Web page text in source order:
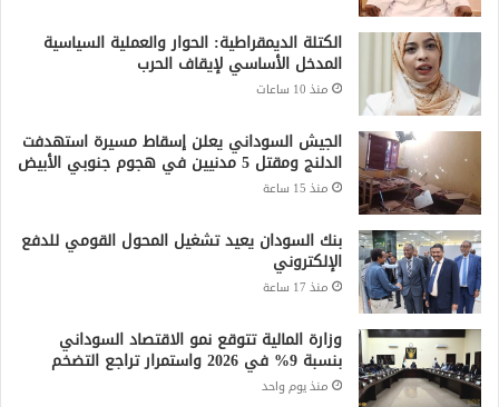
الكتلة الديمقراطية: الحوار والعملية السياسية
المدخل الأساسي لإيقاف الحرب
منذ 10 ساعات
الجيش السوداني يعلن إسقاط مسيرة استهدفت
الدلنج ومقتل 5 مدنيين في هجوم جنوبي الأبيض
منذ 15 ساعة
بنك السودان يعيد تشغيل المحول القومي للدفع
الإلكتروني
منذ 17 ساعة
وزارة المالية تتوقع نمو الاقتصاد السوداني
بنسبة 9% في 2026 واستمرار تراجع التضخم
منذ يوم واحد